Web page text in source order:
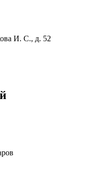
И. С., д. 52